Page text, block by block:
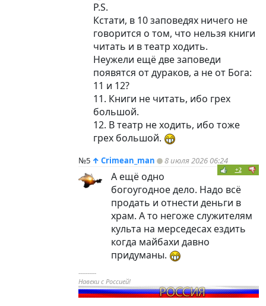
P.S.
Кстати, в 10 заповедях ничего не
говорится о том, что нельзя книги
читать и в театр ходить.
Неужели ещё две заповеди
появятся от дураков, а не от Бога:
11 и 12?
11. Книги не читать, ибо грех
большой.
12. В театр не ходить, ибо тоже
грех большой.
№5 ↑ Crimean_man 8 июля 2026 06:24
+2
А ещё одно
богоугодное дело. Надо всё
продать и отнести деньги в
храм. А то негоже служителям
культа на мерседесах ездить
когда майбахи давно
придуманы.
----------
Навеки с Россией!